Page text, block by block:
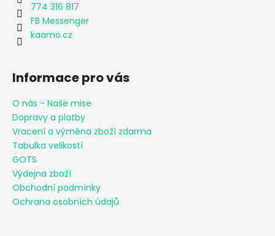
774 316 817
FB Messenger
kaamo.cz
Informace pro vás
O nás - Naše mise
Dopravy a platby
Vracení a výměna zboží zdarma
Tabulka velikostí
GOTS
Výdejna zboží
Obchodní podmínky
Ochrana osobních údajů